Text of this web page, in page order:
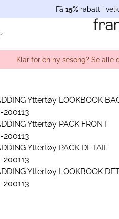
Få 15% rabatt i
Klar for en ny sesong? Se alle